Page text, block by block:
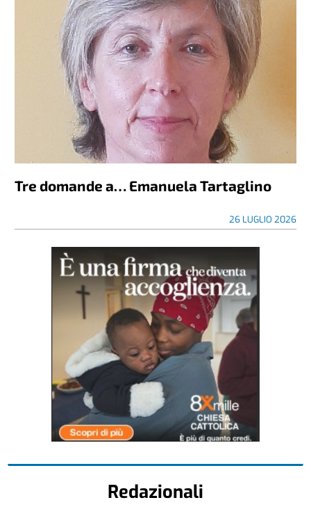
Tre domande a… Emanuela Tartaglino
26 LUGLIO 2026
Redazionali